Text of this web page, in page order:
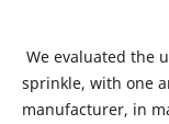
We evaluated the
sprinkle, with one
manufacturer, in